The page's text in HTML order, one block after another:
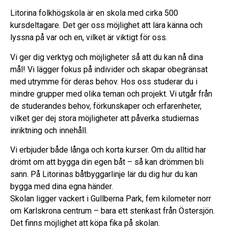
Litorina folkhögskola är en skola med cirka 500
kursdeltagare. Det ger oss möjlighet att lära känna och
lyssna på var och en, vilket är viktigt för oss.
Vi ger dig verktyg och möjligheter så att du kan nå dina
mål! Vi lägger fokus på individer och skapar obegränsat
med utrymme för deras behov. Hos oss studerar du i
mindre grupper med olika teman och projekt. Vi utgår från
de studerandes behov, förkunskaper och erfarenheter,
vilket ger dej stora möjligheter att påverka studiernas
inriktning och innehåll.
Vi erbjuder både långa och korta kurser. Om du alltid har
drömt om att bygga din egen båt – så kan drömmen bli
sann. På Litorinas båtbyggarlinje lär du dig hur du kan
bygga med dina egna händer.
Skolan ligger vackert i Gullberna Park, fem kilometer norr
om Karlskrona centrum – bara ett stenkast från Östersjön.
Det finns möjlighet att köpa fika på skolan.